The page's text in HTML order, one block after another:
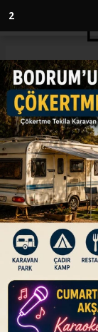
1
Anasayfa
Bir veri
4,45
Imperum
karmaşık
ihlalinin
bugün 4,45